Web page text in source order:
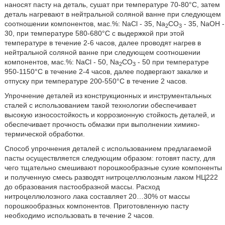
наносят пасту на деталь, сушат при температуре 70-80°С, затем
деталь нагревают в нейтральной соляной ванне при следующем
соотношении компонентов, мас.%: NaCl - 35, Na2CO3- 35, NaOH -
30, при температуре 580-680°C с выдержкой при этой
температуре в течение 2-6 часов, далее проводят нагрев в
нейтральной соляной ванне при следующем соотношении
компонентов, мас.%: NaCl - 50, Na2CO3- 50 при температуре
950-1150°С в течение 2-4 часов, далее подвергают закалке и
отпуску при температуре 200-550°С в течение 2 часов.
Упрочнение деталей из конструкционных и инструментальных
сталей с использованием такой технологии обеспечивает
высокую износостойкость и коррозионную стойкость деталей, и
обеспечивает прочность обмазки при выполнении химико-
термической обработки.
Способ упрочнения деталей с использованием предлагаемой
пасты осуществляется следующим образом: готовят пасту, для
чего тщательно смешивают порошкообразные сухие компоненты
и полученную смесь разводят нитроцеллюлозным лаком НЦ222
до образования пастообразной массы. Расход
нитроцеллюлозного лака составляет 20…30% от массы
порошкообразных компонентов. Приготовленную пасту
необходимо использовать в течение 2 часов.